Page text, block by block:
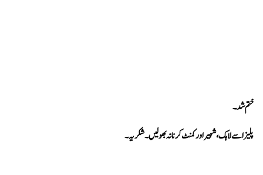
ختم شد۔
پلیز اسے لاہک، شہیر اور کمنٹ کرنا نہ بھولیں۔ شکریہ۔